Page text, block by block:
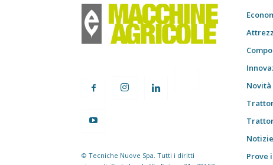
© Tecniche Nuove Spa. Tutti i diritti
Prove